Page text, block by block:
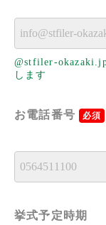
@stfiler-
します
お電話番号 必須
挙式予定時期